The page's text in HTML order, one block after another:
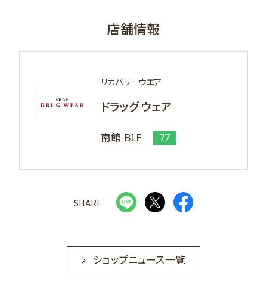
店舗情報
リカバリーウエア
ドラッグ ウェア
南館 B1F 77
SHARE
ショップニュース一覧